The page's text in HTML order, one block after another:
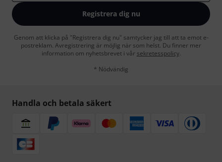
Registrera dig nu
Genom att klicka på "Registrera dig nu" samtycker jag till att ta emot e-
postreklam. Avregistrering är möjlig när som helst. Du finner mer
information om nyhetsbrevet i vår sekretesspolicy.
* Nödvändig
Handla och betala säkert